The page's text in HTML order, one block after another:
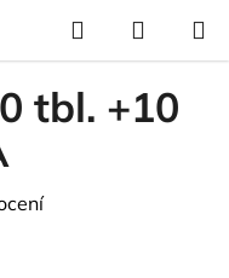
Hledat
KOŠÍK
tbl. +10